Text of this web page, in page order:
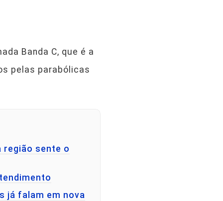
Banda C, que é a
pelas parabólicas
região sente o
já falam em nova